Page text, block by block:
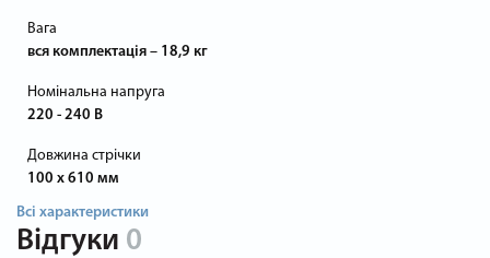
Вага
вся комплектація – 18,9 кг
Номінальна напруга
220 - 240 В
Довжина стрічки
100 х 610 мм
Всі характеристики
Відгуки 0